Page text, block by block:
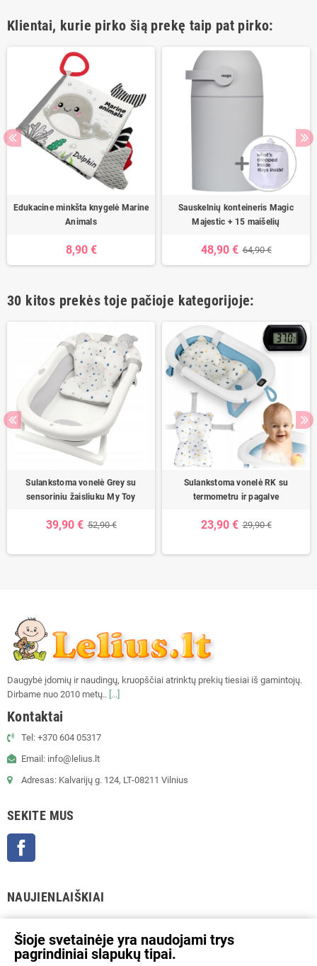
Klientai, kurie pirko šią prekę taip pat pirko:
Edukacine minkšta knygelė Marine
Animals
8,90 €
Sauskelnių konteineris Magic
Majestic + 15 maišelių
48,90 € 64,90 €
30 kitos prekės toje pačioje kategorijoje:
Sulankstoma vonelė Grey su
sensoriniu žaisliuku My Toy
39,90 € 52,90 €
Sulankstoma vonelė RK su
termometru ir pagalve
23,90 € 29,90 €
Daugybė įdomių ir naudingų, kruopščiai atrinktų prekių tiesiai iš gamintojų.
Dirbame nuo 2010 metų.. [...]
Kontaktai
Tel: +370 604 05317
Email: info@lelius.lt
Adresas: Kalvarijų g. 124, LT-08211 Vilnius
SEKITE MUS
NAUJIENLAIŠKIAI
Šioje svetainėje yra naudojami trys
pagrindiniai slapukų tipai.